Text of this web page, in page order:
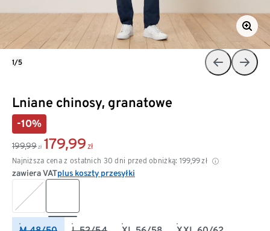
Lniane chinosy, granatowe
-10%
199,99 zł 179,99 zł
Najniższa cena z ostatnich 30 dni przed obniżką: 199,99 zł
zawiera VATplus koszty przesyłki
1/5